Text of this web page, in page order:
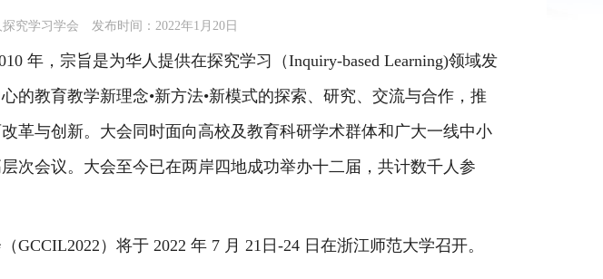
究学习学会 发布时间：2022年1月20日
年，宗旨是为华人提供在探究学习（Inquiry-based Learning)领域发
的教育教学新理念•新方法•新模式的探索、研究、交流与合作，推
革与创新。大会同时面向高校及教育科研学术群体和广大一线中小
次会议。大会至今已在两岸四地成功举办十二届，共计数千人参
）将于 2022 年 7 月 21日-24 日在浙江师范大学召开。